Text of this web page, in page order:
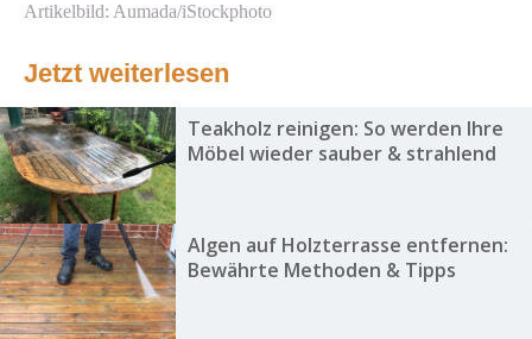
Artikelbild: Aumada/iStockphoto
Jetzt weiterlesen
Teakholz reinigen: So werden Ihre
Möbel wieder sauber & strahlend
Algen auf Holzterrasse entfernen:
Bewährte Methoden & Tipps